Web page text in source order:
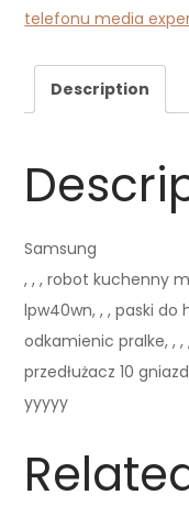
telefonu media
Description
Samsung
, , , robot kuchenny
lpw40wn, , , paski
odkamienic pralke, ,
przedłużacz 10 gniazd
yyyyy